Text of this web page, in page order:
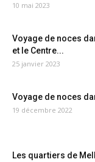
10 mai 2023
Voyage de noces
et le Centre...
25 janvier 2023
Voyage de noces
19 décembre 2022
Les quartiers de